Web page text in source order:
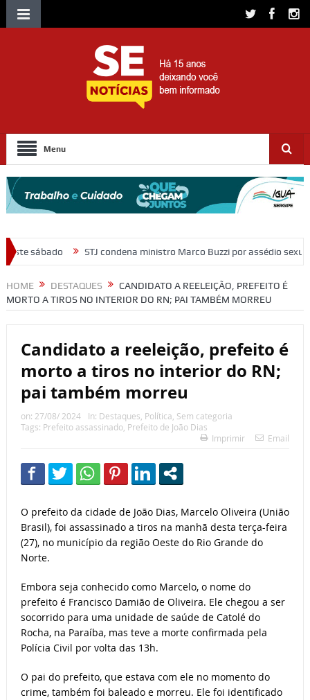
Menu
condena ministro Marco Buzzi por assédio sexual e importunação
HOME DESTAQUES
CANDIDATO A REELEIÇÃO, PREFEITO É
MORTO A TIROS NO INTERIOR DO RN; PAI TAMBÉM MORREU
Candidato a reeleição, prefeito é
morto a tiros no interior do RN;
pai também morreu
on: 27/08/ 2024 In: Destaques, Política, Sem categoria
Tags: Prefeito assassinado, Prefeito de João Dias
Imprimir
Email
O prefeito da cidade de João Dias, Marcelo Oliveira (União
Brasil), foi assassinado a tiros na manhã desta terça-feira
(27), no município da região Oeste do Rio Grande do
Norte.
Embora seja conhecido como Marcelo, o nome do
prefeito é Francisco Damião de Oliveira. Ele chegou a ser
socorrido para uma unidade de saúde de Catolé do
Rocha, na Paraíba, mas teve a morte confirmada pela
Polícia Civil por volta das 13h.
O pai do prefeito, que estava com ele no momento do
crime, também foi baleado e morreu. Ele foi identificado